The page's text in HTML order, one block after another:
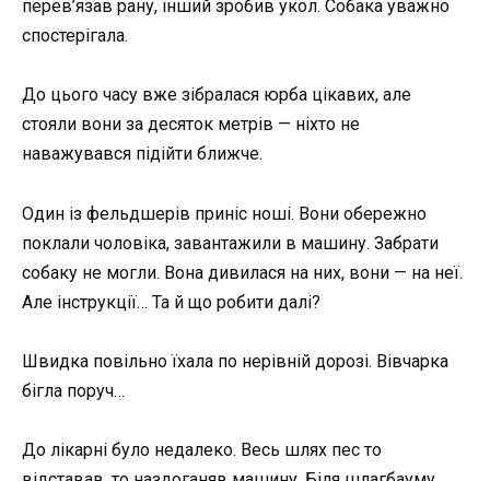
перев’язав рану, інший зробив укол. Собака уважно
спостерігала.
До цього часу вже зібралася юрба цікавих, але
стояли вони за десяток метрів — ніхто не
наважувався підійти ближче.
Один із фельдшерів приніс ноші. Вони обережно
поклали чоловіка, завантажили в машину. Забрати
собаку не могли. Вона дивилася на них, вони — на неї.
Але інструкції… Та й що робити далі?
Швидка повільно їхала по нерівній дорозі. Вівчарка
бігла поруч…
До лікарні було недалеко. Весь шлях пес то